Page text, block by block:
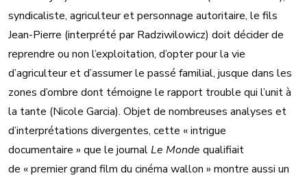
syndicaliste, agriculteur et personnage autoritaire, le fils
Jean-Pierre (interprété par Radziwilowicz) doit décider de
reprendre ou non l’exploitation, d’opter pour la vie
d’agriculteur et d’assumer le passé familial, jusque dans les
zones d’ombre dont témoigne le rapport trouble qui l’unit à
la tante (Nicole Garcia). Objet de nombreuses analyses et
d’interprétations divergentes, cette « intrigue
documentaire » que le journalLe Monde qualifiait
de « premier grand film du cinéma wallon » montre aussi un